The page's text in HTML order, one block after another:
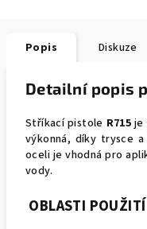
Popis Diskuze
Detailní popis
Stříkací pistole R715je
výkonná, díky trysce
oceli je vhodná pro
vody.
OBLASTI POUŽITÍ